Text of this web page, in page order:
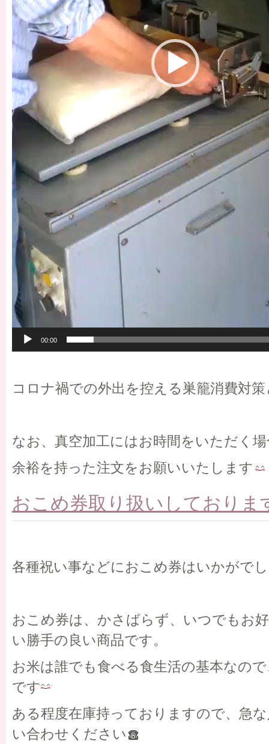
00:00
コロナ禍での外出を控える巣籠消費対
なお、真空加工にはお時間をいただく
余裕を持った注文をお願いいたします
おこめ券取り扱いしておりま
各種祝い事などにおこめ券はいかがで
おこめ券は、かさばらず、いつでもお
い勝手の良い商品です。
お米は誰でも食べる食生活の基本なの
です
ある程度在庫持っておりますので、急
い合わせください